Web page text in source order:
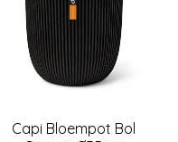
Capi Bloempot Bol